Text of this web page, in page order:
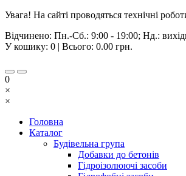
Увага! На сайті проводяться технічні
Відчинено: Пн.-Сб.: 9:00 - 19:00; Нд.:
У кошику: 0 | Всього: 0.00 грн.
0
×
×
Головна
Каталог
Будівельна група
Добавки до бетонів
Гідроізолюючі засоби